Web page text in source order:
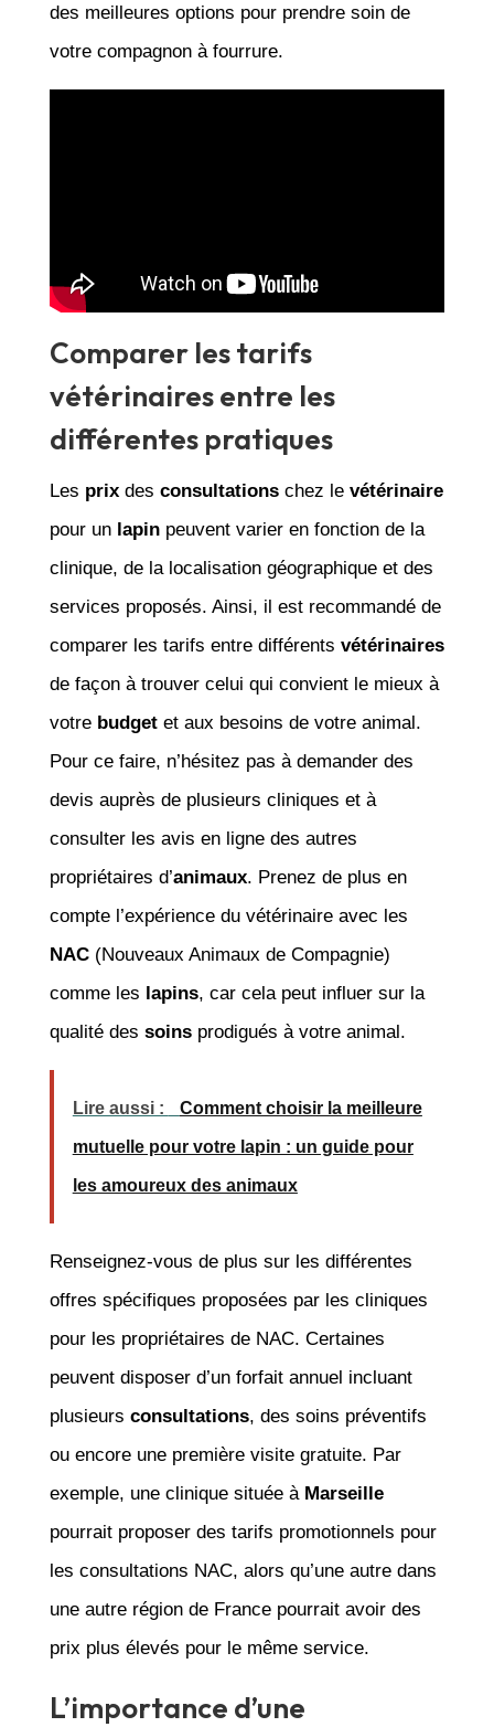
des meilleures options pour prendre soin de
votre compagnon à fourrure.
Comparer les tarifs
vétérinaires entre les
différentes pratiques
Les prixdes consultationschez le vétérinaire
pour un lapinpeuvent varier en fonction de la
clinique, de la localisation géographique et des
services proposés. Ainsi, il est recommandé de
comparer les tarifs entre différents vétérinaires
de façon à trouver celui qui convient le mieux à
votre budgetet aux besoins de votre animal.
Pour ce faire, n’hésitez pas à demander des
devis auprès de plusieurs cliniques et à
consulter les avis en ligne des autres
propriétaires d’animaux. Prenez de plus en
compte l’expérience du vétérinaire avec les
NAC(Nouveaux Animaux de Compagnie)
comme les lapins, car cela peut influer sur la
qualité des soinsprodigués à votre animal.
Lire aussi : Comment choisir la meilleure
mutuelle pour votre lapin : un guide pour
les amoureux des animaux
Renseignez-vous de plus sur les différentes
offres spécifiques proposées par les cliniques
pour les propriétaires de NAC. Certaines
peuvent disposer d’un forfait annuel incluant
plusieurs consultations, des soins préventifs
ou encore une première visite gratuite. Par
exemple, une clinique située à Marseille
pourrait proposer des tarifs promotionnels pour
les consultations NAC, alors qu’une autre dans
une autre région de France pourrait avoir des
prix plus élevés pour le même service.
L’importance d’une